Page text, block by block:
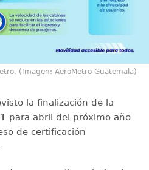
(Imagen: AeroMetro Guatemala)
la finalización de la
para abril del próximo año
de certificación